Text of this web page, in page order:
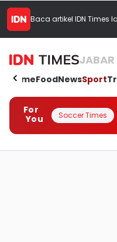
Baca artikel IDN Times
JABAR
HomeFoodNewsSport
For
You
Soccer Times